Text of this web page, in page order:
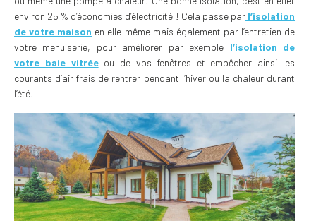
environ 25 % d’économies d’électricité ! Cela passe parl’isolation
de votre maison en elle-même mais également par l’entretien de
votre menuiserie, pour améliorer par exemple l’isolation de
votre baie vitréeou de vos fenêtres et empêcher ainsi les
courants d’air frais de rentrer pendant l’hiver ou la chaleur durant
l’été.